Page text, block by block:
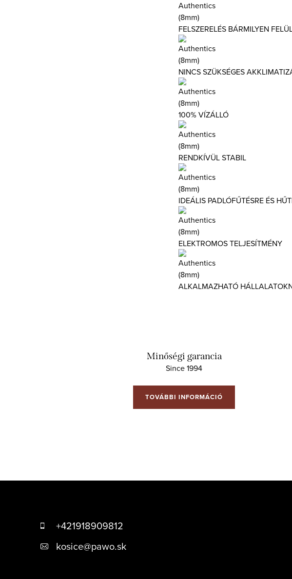
FELSZERELÉS BÁRMILYEN
NINCS SZÜKSÉGES
100% VÍZÁLLÓ
RENDKÍVÜL STABIL
IDEÁLIS PADLÓFŰTÉSRE ÉS
ELEKTROMOS TELJESÍTMÉNY
ALKALMAZHATÓ
Minőségi garancia
Since 1994
TOVÁBBI INFORMÁCIÓ
+421918909812
kosice@pawo.sk